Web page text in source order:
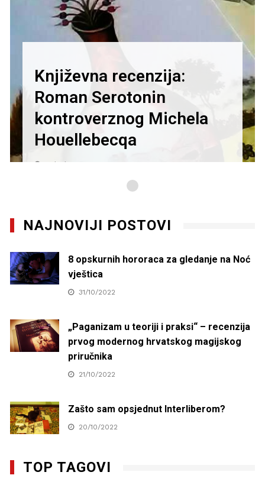
Književna recenzija:
Roman Serotonin
kontroverznog Michela
Houellebecqa
27/01/2021
NAJNOVIJI POSTOVI
8 opskurnih hororaca za gledanje na Noć
vještica
31/10/2022
„Paganizam u teoriji i praksi“ – recenzija
prvog modernog hrvatskog magijskog
priručnika
21/10/2022
Zašto sam opsjednut Interliberom?
20/10/2022
TOP TAGOVI